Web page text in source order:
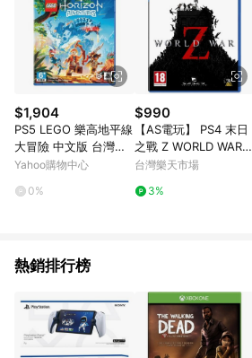
$1,904
PS5 LEGO 樂高地平線
大冒險 中文版 台灣公
司貨
Yahoo購物中心
0%
$990
【AS電玩】 PS4 末日
之戰 Z WORLD WAR Z
中文版
台灣樂天市場
3%
熱銷排行榜